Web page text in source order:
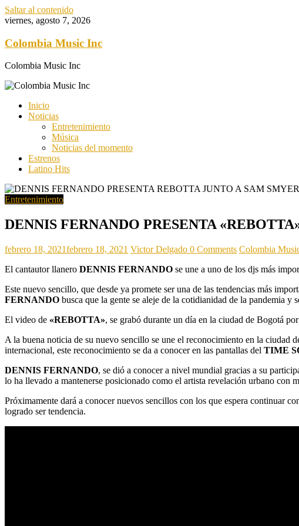
Saltar al contenido
viernes, agosto 7, 2026
Colombia Music Inc
Colombia Music Inc
Inicio
Noticias
Entretenimiento
Música
Noticias del momento
Estrenos
Latino Hits
Entretenimiento
DENNIS FERNANDO PRESENTA
febrero 18, 2021febrero 18, 2021 Victor Delgado 0 Comments Colombia
El cantautor llanero DENNIS FERNANDO se une a uno de los djs más
Este nuevo sencillo, que desde ya promete ser una de las tendencias más
FERNANDO busca que la gente se aleje de la cotidianidad de la pandemia y
El video de «REBOTTA», se grabó durante un día en la ciudad de Bogotá
A la buena noticia de su nuevo sencillo se une el reconocimiento en la ciudad
internacional, este reconocimiento se da a conocer en las pantallas del TIME
DENNIS FERNANDO, se dió a conocer a nivel mundial gracias a su
lo ha llevado a mantenerse posicionado como el artista revelación urbano con
Próximamente dará a conocer nuevos sencillos con los que espera continuar
logrado ser tendencia.